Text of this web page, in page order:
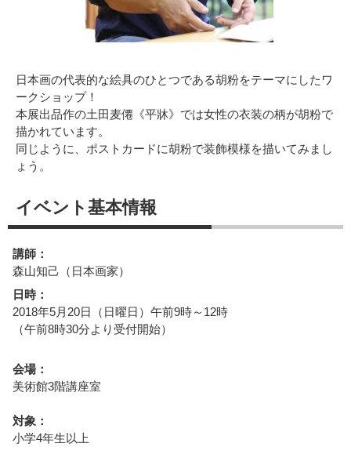
日本画の代表的な絵具のひとつである胡粉をテーマにしたワ
ークショップ！
本展出品作の土田麦僊《平牀》では女性の衣装の柄が胡粉で
描かれています。
同じように、ポストカードに胡粉で装飾模様を描いてみまし
ょう。
イベント基本情報
講師：
森山知己（日本画家）
日時：
2018年5月20日（日曜日）午前9時～12時
（午前8時30分より受付開始）
会場：
美術館3階講座室
対象：
小学4年生以上